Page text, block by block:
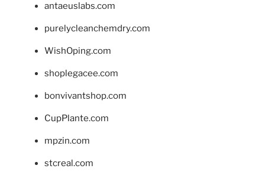
antaeuslabs.com
purelycleanchemdry.com
WishOping.com
shoplegacee.com
bonvivantshop.com
CupPlante.com
mpzin.com
stcreal.com